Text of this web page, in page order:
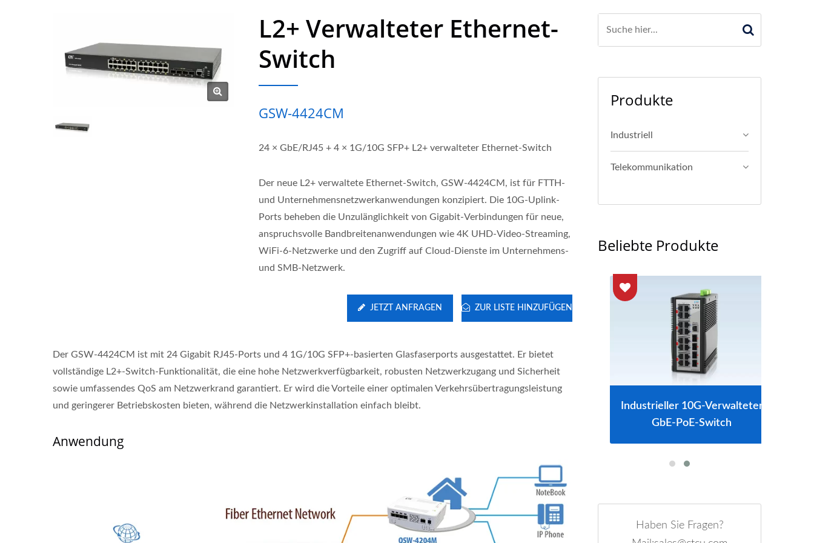
L2+ Verwalteter Ethernet-
Switch
GSW-4424CM
24 × GbE/RJ45 + 4 × 1G/10G SFP+ L2+ verwalteter Ethernet-Switch
Der neue L2+ verwaltete Ethernet-Switch, GSW-4424CM, ist für FTTH-
und Unternehmensnetzwerkanwendungen konzipiert. Die 10G-Uplink-
Ports beheben die Unzulänglichkeit von Gigabit-Verbindungen für neue,
anspruchsvolle Bandbreitenanwendungen wie 4K UHD-Video-Streaming,
WiFi-6-Netzwerke und den Zugriff auf Cloud-Dienste im Unternehmens-
und SMB-Netzwerk.
ZUR LISTE HINZUFÜGEN
JETZT ANFRAGEN
Der GSW-4424CM ist mit 24 Gigabit RJ45-Ports und 4 1G/10G SFP+-basierten Glasfaserports ausgestattet. Er bietet
vollständige L2+-Switch-Funktionalität, die eine hohe Netzwerkverfügbarkeit, robusten Netzwerkzugang und Sicherheit
sowie umfassendes QoS am Netzwerkrand garantiert. Er wird die Vorteile einer optimalen Verkehrsübertragungsleistung
und geringerer Betriebskosten bieten, während die Netzwerkinstallation einfach bleibt.
Anwendung
Produkte
Industriell
Telekommunikation
Beliebte Produkte
L2-Verwalteter PoE-Switch
Industrieller 10G-Verwalteter
Industrieller 10G-Verwalteter
GbE-PoE-Switch
Haben Sie Fragen?